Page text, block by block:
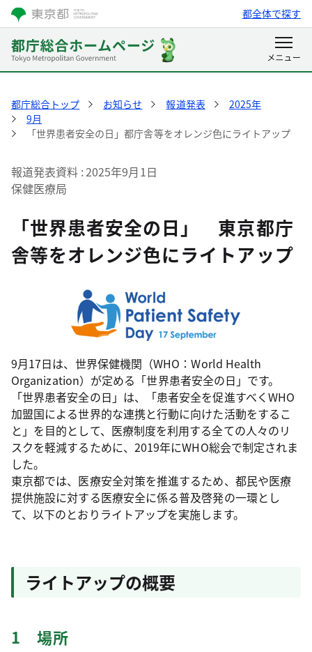
都全体で探す
都庁総合トップ お知らせ 報道発表
2025年
9月
「世界患者安全の日」都庁舎等をオレンジ色にライトアップ
報道発表資料 2025年9月1日
保健医療局
「世界患者安全の日」 東京都庁
舎等をオレンジ色にライトアップ
9月17日は、世界保健機関（WHO：World Health
Organization）が定める「世界患者安全の日」です。
「世界患者安全の日」は、「患者安全を促進すべくWHO
加盟国による世界的な連携と行動に向けた活動をするこ
と」を目的として、医療制度を利用する全ての人々のリ
スクを軽減するために、2019年にWHO総会で制定されま
した。
東京都では、医療安全対策を推進するため、都民や医療
提供施設に対する医療安全に係る普及啓発の一環とし
て、以下のとおりライトアップを実施します。
ライトアップの概要
1 場所